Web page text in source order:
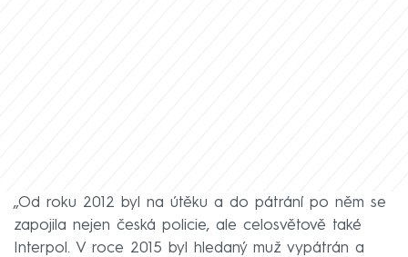
„Od roku 2012 byl na útěku a do pátrání po něm se
zapojila nejen česká policie, ale celosvětově také
Interpol. V roce 2015 byl hledaný muž vypátrán a